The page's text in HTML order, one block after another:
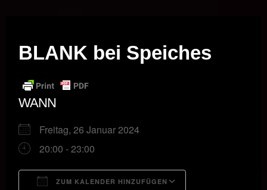
BLANK bei Speiches
WANN
Freitag, 26 Januar 2024
20:00 - 23:00
ZUM KALENDER HINZUFÜGEN